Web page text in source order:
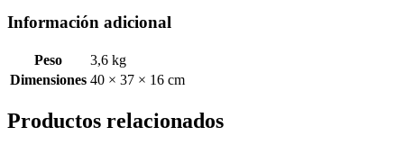
Información adicional
Peso
3,6 kg
Dimensiones 40 × 37 × 16 cm
Productos relacionados